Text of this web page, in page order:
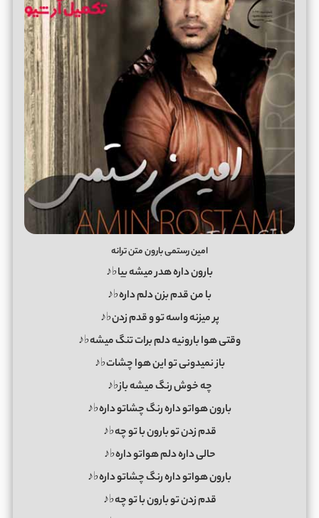
امین رستمی بارون متن ترانه
بارون داره هدر میشه بیا♭♪
با من قدم بزن دلم داره♭♪
پر میزنه واسه تو و قدم زدن♭♪
وقتی هوا بارونیه دلم برات تنگ میشه♭♪
باز نمیدونی تو این هوا چشات♭♪
چه خوش رنگ میشه باز♭♪
بارون هواتو داره رنگ چشاتو داره♭♪
قدم زدن تو بارون با تو چه♭♪
حالی داره دلم هواتو داره♭♪
بارون هواتو داره رنگ چشاتو داره♭♪
قدم زدن تو بارون با تو چه♭♪